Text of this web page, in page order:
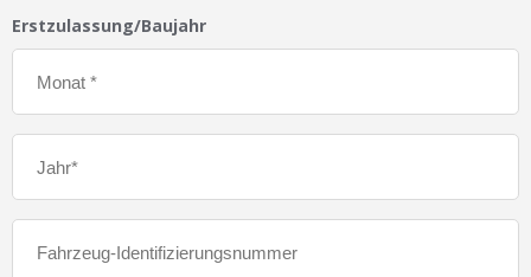
Erstzulassung/Baujahr